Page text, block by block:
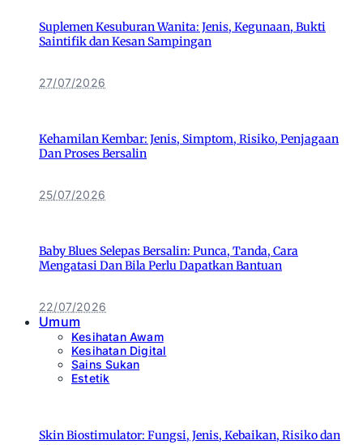
Suplemen Kesuburan Wanita: Jenis, Kegunaan, Bukti
Saintifik dan Kesan Sampingan
27/07/2026
Kehamilan Kembar: Jenis, Simptom, Risiko, Penjagaan
Dan Proses Bersalin
25/07/2026
Baby Blues Selepas Bersalin: Punca, Tanda, Cara
Mengatasi Dan Bila Perlu Dapatkan Bantuan
22/07/2026
Umum
Kesihatan Awam
Kesihatan Digital
Sains Sukan
Estetik
Skin Biostimulator: Fungsi, Jenis, Kebaikan, Risiko dan